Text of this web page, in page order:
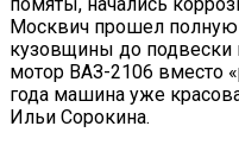
Москвич прошел полную
кузовщины до подвески
мотор ВАЗ-2106 вместо
года машина уже
Ильи Сорокина.